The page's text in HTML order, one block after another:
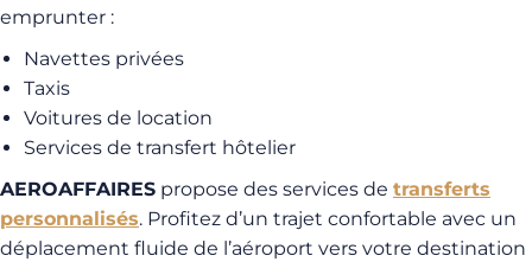
emprunter :
Navettes privées
Taxis
Voitures de location
Services de transfert hôtelier
AEROAFFAIRES propose des services de transferts
personnalisés. Profitez d’un trajet confortable avec un
déplacement fluide de l’aéroport vers votre destination